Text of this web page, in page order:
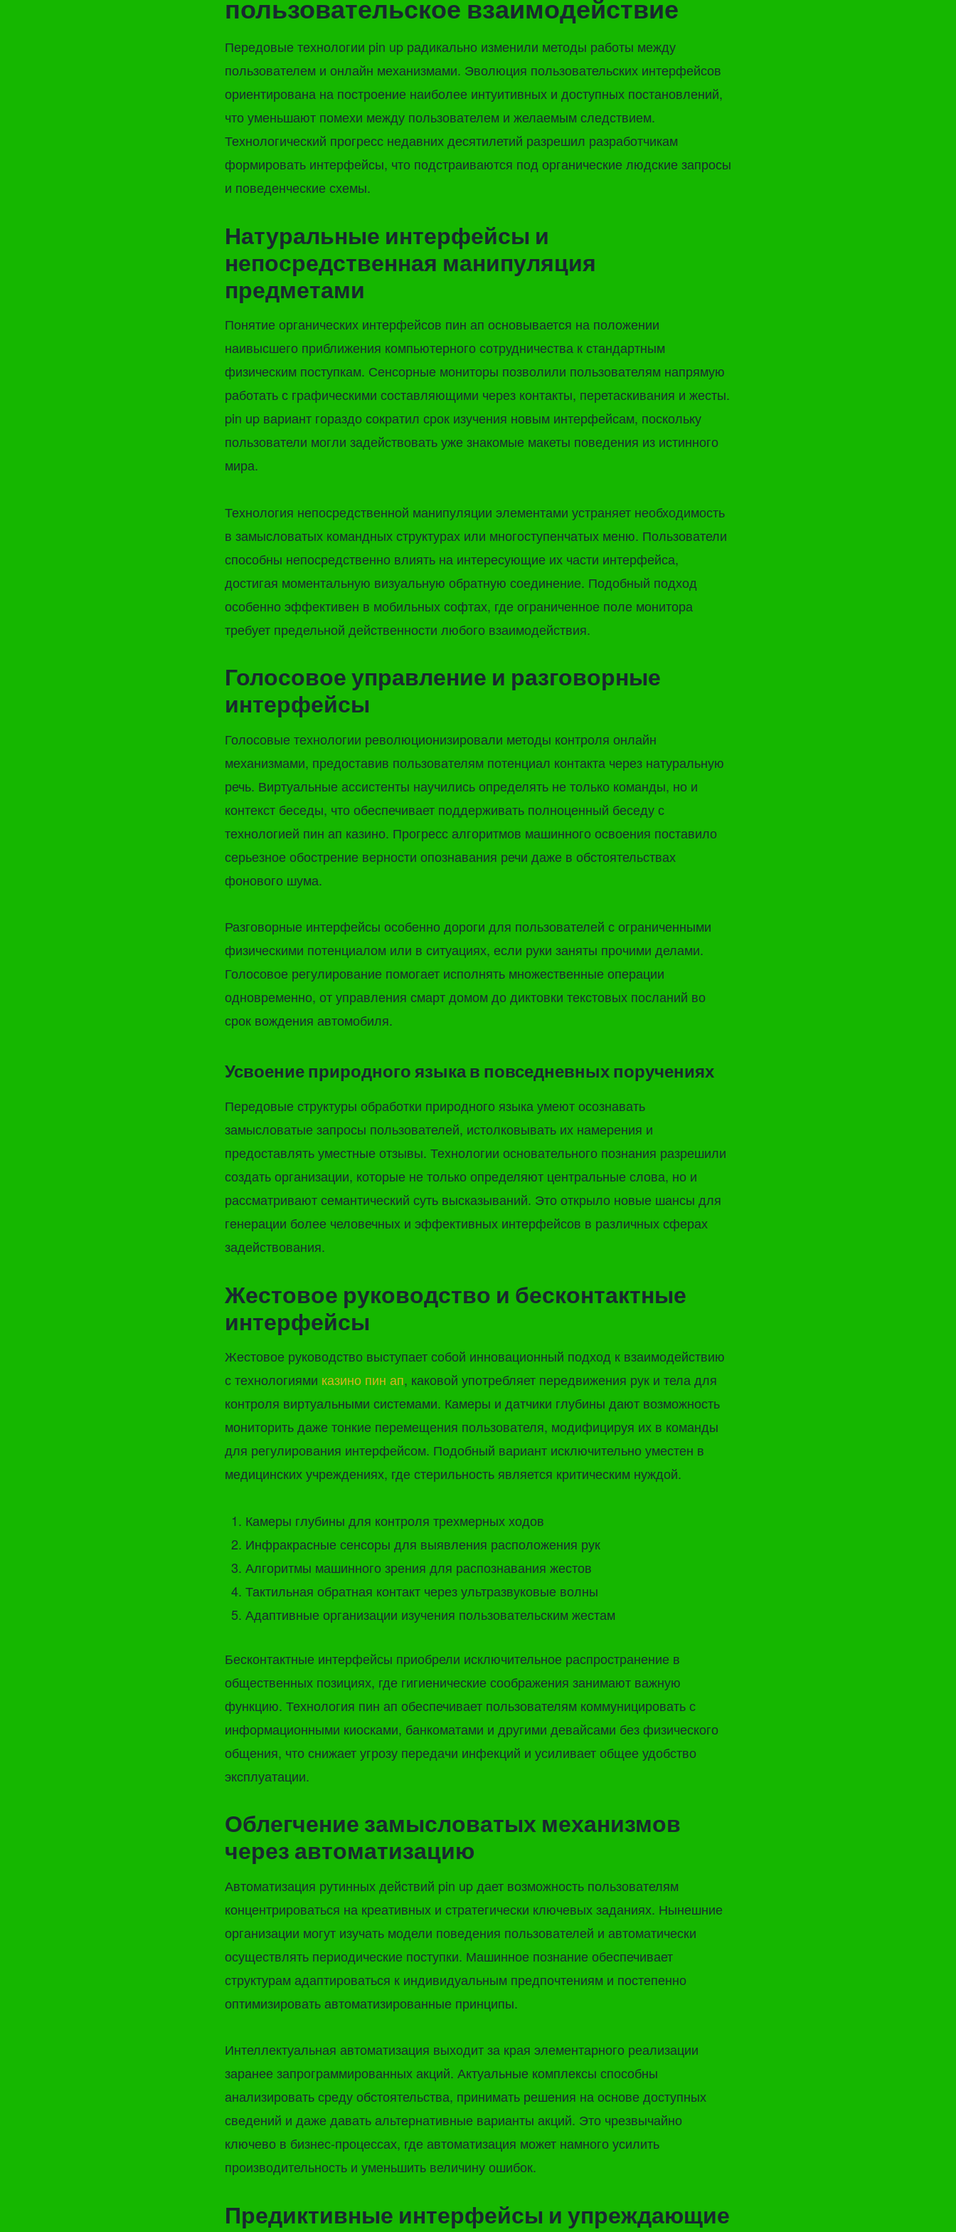
пользовательское взаимодействие
Передовые технологии pin up радикально изменили методы работы между
пользователем и онлайн механизмами. Эволюция пользовательских интерфейсов
ориентирована на построение наиболее интуитивных и доступных постановлений,
что уменьшают помехи между пользователем и желаемым следствием.
Технологический прогресс недавних десятилетий разрешил разработчикам
формировать интерфейсы, что подстраиваются под органические людские запросы
и поведенческие схемы.
Натуральные интерфейсы и
непосредственная манипуляция
предметами
Понятие органических интерфейсов пин ап основывается на положении
наивысшего приближения компьютерного сотрудничества к стандартным
физическим поступкам. Сенсорные мониторы позволили пользователям напрямую
работать с графическими составляющими через контакты, перетаскивания и жесты.
pin up вариант гораздо сократил срок изучения новым интерфейсам, поскольку
пользователи могли задействовать уже знакомые макеты поведения из истинного
мира.
Технология непосредственной манипуляции элементами устраняет необходимость
в замысловатых командных структурах или многоступенчатых меню. Пользователи
способны непосредственно влиять на интересующие их части интерфейса,
достигая моментальную визуальную обратную соединение. Подобный подход
особенно эффективен в мобильных софтах, где ограниченное поле монитора
требует предельной действенности любого взаимодействия.
Голосовое управление и разговорные
интерфейсы
Голосовые технологии революционизировали методы контроля онлайн
механизмами, предоставив пользователям потенциал контакта через натуральную
речь. Виртуальные ассистенты научились определять не только команды, но и
контекст беседы, что обеспечивает поддерживать полноценный беседу с
технологией пин ап казино. Прогресс алгоритмов машинного освоения поставило
серьезное обострение верности опознавания речи даже в обстоятельствах
фонового шума.
Разговорные интерфейсы особенно дороги для пользователей с ограниченными
физическими потенциалом или в ситуациях, если руки заняты прочими делами.
Голосовое регулирование помогает исполнять множественные операции
одновременно, от управления смарт домом до диктовки текстовых посланий во
срок вождения автомобиля.
Усвоение природного языка в повседневных поручениях
Передовые структуры обработки природного языка умеют осознавать
замысловатые запросы пользователей, истолковывать их намерения и
предоставлять уместные отзывы. Технологии основательного познания разрешили
создать организации, которые не только определяют центральные слова, но и
рассматривают семантический суть высказываний. Это открыло новые шансы для
генерации более человечных и эффективных интерфейсов в различных сферах
задействования.
Жестовое руководство и бесконтактные
интерфейсы
Жестовое руководство выступает собой инновационный подход к взаимодействию
с технологиями казино пин ап, каковой употребляет передвижения рук и тела для
контроля виртуальными системами. Камеры и датчики глубины дают возможность
мониторить даже тонкие перемещения пользователя, модифицируя их в команды
для регулирования интерфейсом. Подобный вариант исключительно уместен в
медицинских учреждениях, где стерильность является критическим нуждой.
Камеры глубины для контроля трехмерных ходов
Инфракрасные сенсоры для выявления расположения рук
Алгоритмы машинного зрения для распознавания жестов
Тактильная обратная контакт через ультразвуковые волны
Адаптивные организации изучения пользовательским жестам
Бесконтактные интерфейсы приобрели исключительное распространение в
общественных позициях, где гигиенические соображения занимают важную
функцию. Технология пин ап обеспечивает пользователям коммуницировать с
информационными киосками, банкоматами и другими девайсами без физического
общения, что снижает угрозу передачи инфекций и усиливает общее удобство
эксплуатации.
Облегчение замысловатых механизмов
через автоматизацию
Автоматизация рутинных действий pin up дает возможность пользователям
концентрироваться на креативных и стратегически ключевых заданиях. Нынешние
организации могут изучать модели поведения пользователей и автоматически
осуществлять периодические поступки. Машинное познание обеспечивает
структурам адаптироваться к индивидуальным предпочтениям и постепенно
оптимизировать автоматизированные принципы.
Интеллектуальная автоматизация выходит за края элементарного реализации
заранее запрограммированных акций. Актуальные комплексы способны
анализировать среду обстоятельства, принимать решения на основе доступных
сведений и даже давать альтернативные варианты акций. Это чрезвычайно
ключево в бизнес-процессах, где автоматизация может намного усилить
производительность и уменьшить величину ошибок.
Предиктивные интерфейсы и упреждающие